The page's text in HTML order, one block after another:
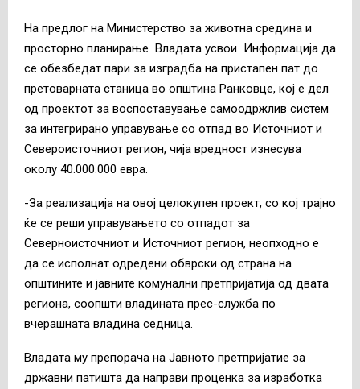
На предлог на Министерство за животна средина и
просторно планирање Владата усвои Информација да
се обезбедат пари за изградба на пристапен пат до
претоварната станица во општина Ранковце, кој е дел
од проектот за воспоставување самоодржлив систем
за интегрирано управување со отпад во Источниот и
Североисточниот регион, чија вредност изнесува
околу 40.000.000 евра.
-За реализација на овој целокупен проект, со кој трајно
ќе се реши управувањето со отпадот за
Северноисточниот и Источниот регион, неопходно е
да се исполнат одредени обврски од страна на
општините и јавните комунални претпријатија од двата
региона, соопшти владината прес-служба по
вчерашната владина седница.
Владата му препорача на Јавното претпријатие за
државни патишта да направи проценка за изработка